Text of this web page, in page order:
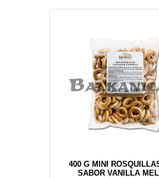
400 G MINI
SABOR VANILLA